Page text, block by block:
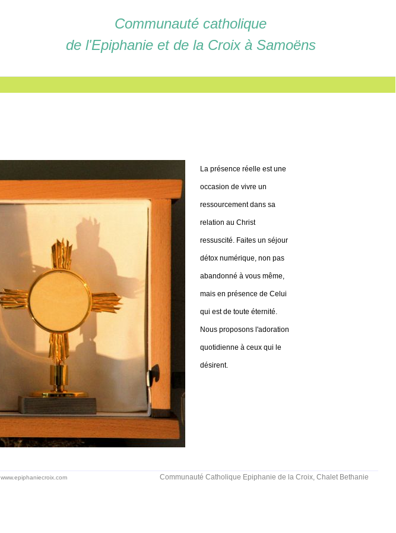
Communauté catholique
de l'Epiphanie et de la Croix à Samoëns
La présence réelle est une
occasion de vivre un
ressourcement dans sa
relation au Christ
ressuscité. Faites un séjour
détox numérique, non pas
abandonné à vous même,
mais en présence de Celui
qui est de toute éternité.
Nous proposons l'adoration
quotidienne à ceux qui le
désirent.
www.epiphaniecroix.com Communauté Catholique Epiphanie de la Croix, Chalet Bethanie